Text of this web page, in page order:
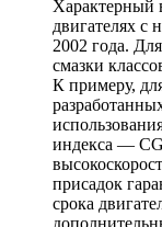
Характерный
двигателях с
2002 года.
смазки
К примеру,
индекса —
присадок
срока